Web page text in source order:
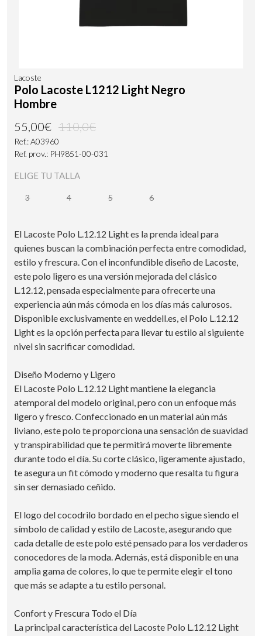
Lacoste
Polo Lacoste L1212 Light Negro
Hombre
55,00€ 110,0€
Ref.: A03960
Ref. prov.: PH9851-00-031
ELIGE TU TALLA
3 4 5 6
El Lacoste Polo L.12.12 Light es la prenda ideal para
quienes buscan la combinación perfecta entre comodidad,
estilo y frescura. Con el inconfundible diseño de Lacoste,
este polo ligero es una versión mejorada del clásico
L.12.12, pensada especialmente para ofrecerte una
experiencia aún más cómoda en los días más calurosos.
Disponible exclusivamente en weddell.es, el Polo L.12.12
Light es la opción perfecta para llevar tu estilo al siguiente
nivel sin sacrificar comodidad.
Diseño Moderno y Ligero
El Lacoste Polo L.12.12 Light mantiene la elegancia
atemporal del modelo original, pero con un enfoque más
ligero y fresco. Confeccionado en un material aún más
liviano, este polo te proporciona una sensación de suavidad
y transpirabilidad que te permitirá moverte libremente
durante todo el día. Su corte clásico, ligeramente ajustado,
te asegura un fit cómodo y moderno que resalta tu figura
sin ser demasiado ceñido.
El logo del cocodrilo bordado en el pecho sigue siendo el
símbolo de calidad y estilo de Lacoste, asegurando que
cada detalle de este polo esté pensado para los verdaderos
conocedores de la moda. Además, está disponible en una
amplia gama de colores, lo que te permite elegir el tono
que más se adapte a tu estilo personal.
Confort y Frescura Todo el Día
La principal característica del Lacoste Polo L.12.12 Light